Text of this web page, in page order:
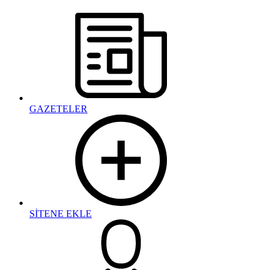
GAZETELER
SİTENE EKLE